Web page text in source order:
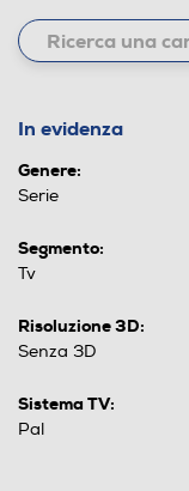
In evidenza
Genere:
Serie
Segmento:
Tv
Risoluzione 3D:
Senza 3D
Sistema TV:
Pal